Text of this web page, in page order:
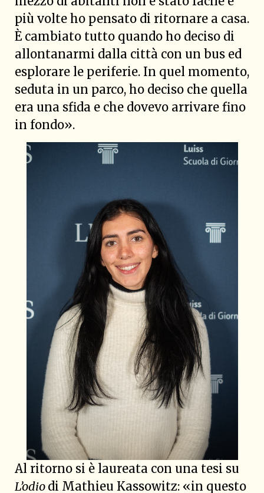
più volte ho pensato di ritornare a casa.
È cambiato tutto quando ho deciso di
allontanarmi dalla città con un bus ed
esplorare le periferie. In quel momento,
seduta in un parco, ho deciso che quella
era una sfida e che dovevo arrivare fino
in fondo».
Al ritorno si è laureata con una tesi su
L’odio di Mathieu Kassowitz: «in questo